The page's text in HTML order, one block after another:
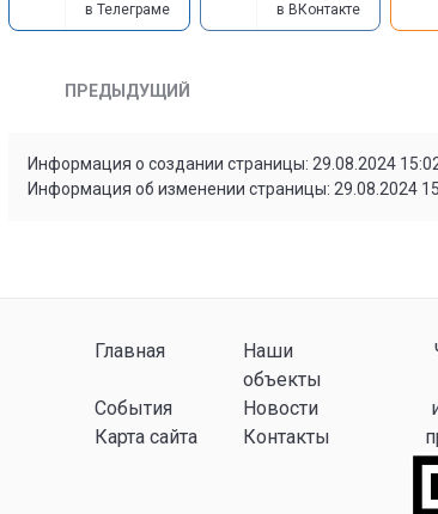
в Телеграме
в ВКонтакте
ПРЕДЫДУЩИЙ
Информация о создании страницы: 29.08.2024
Информация об изменении страницы: 29.08.2024
Главная
Наши
объекты
События
Новости
Карта сайта
Контакты